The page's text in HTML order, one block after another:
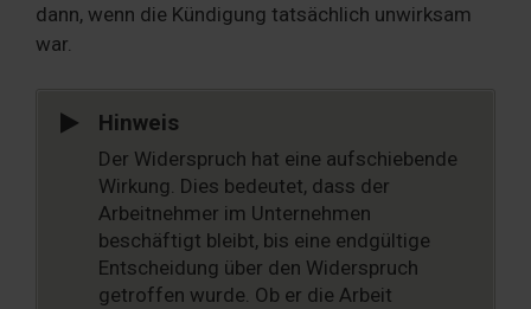
dann, wenn die Kündigung tatsächlich unwirksam
war.
Hinweis
Der Widerspruch hat eine aufschiebende
Wirkung. Dies bedeutet, dass der
Arbeitnehmer im Unternehmen
beschäftigt bleibt, bis eine endgültige
Entscheidung über den Widerspruch
getroffen wurde. Ob er die Arbeit